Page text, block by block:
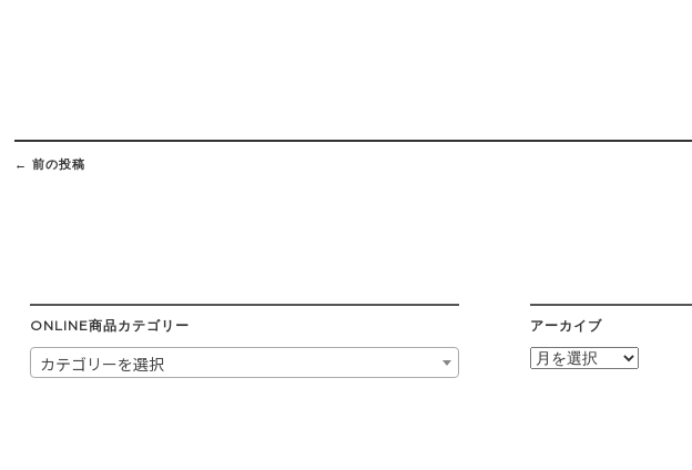
Post
navigation
← 前の投稿
ONLINE商品カテゴリー
カテゴリーを選択
アーカイブ
ア